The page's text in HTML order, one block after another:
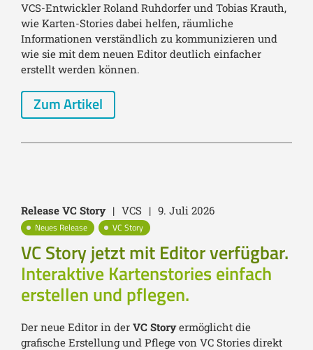
VCS-Entwickler Roland Ruhdorfer und Tobias Krauth,
wie Karten-Stories dabei helfen, räumliche
Informationen verständlich zu kommunizieren und
wie sie mit dem neuen Editor deutlich einfacher
erstellt werden können.
Zum Artikel
Release VC Story | VCS | 9. Juli 2026
Neues Release VC Story
VC Story jetzt mit Editor verfügbar.
Interaktive Kartenstories einfach
erstellen und pflegen.
Der neue Editor in der VC Storyermöglicht die
grafische Erstellung und Pflege von VC Stories direkt